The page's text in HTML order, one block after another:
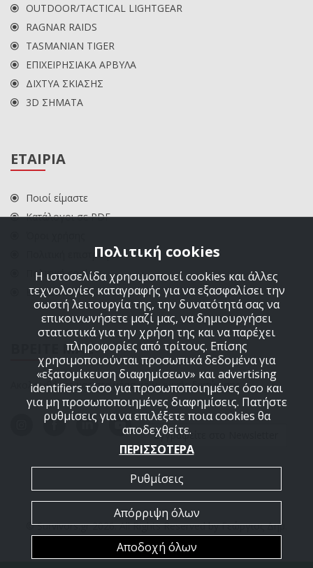
OUTDOOR/TACTICAL LIGHTGEAR
RAGNAR RAIDS
TASMANIAN TIGER
ΕΠΙΧΕΙΡΗΣΙΑΚΑ ΑΡΒΥΛΑ
ΔΙΧΤΥΑ ΣΚΙΑΣΗΣ
3D ΣΗΜΑΤΑ
ΕΤΑΙΡΙΑ
Ποιοί είμαστε
Κατάλογοι σε PDF
Πολιτική επιστροφών
Πολιτική cookies
ΕΠΙΚΟΙΝΩΝΙΑ
ΒΡΕΙΤΕ ΜΑΣ
Ακολουθήστε μας στα μέσα κοινωνικής δικτύωσης
Εγγραφείτε στο Newsletter
© Survivors.gr 2026. All Rights Reserved by Γεώργιος Δημ.
ΑΡΜΟΥΤΗΣ Ε.Ε.
Πολιτική cookies
Η ιστοσελίδα χρησιμοποιεί cookies και άλλες
τεχνολογίες καταγραφής για να εξασφαλίσει την
σωστή λειτουργία της, την δυνατότητά σας να
επικοινωνήσετε μαζί μας, να δημιουργήσει
στατιστικά για την χρήση της και να παρέχει
πληροφορίες από τρίτους. Επίσης
χρησιμοποιούνται προσωπικά δεδομένα για
«εξατομίκευση διαφημίσεων» και advertising
identifiers τόσο για προσωποποιημένες όσο και
για μη προσωποποιημένες διαφημίσεις. Πατήστε
ρυθμίσεις για να επιλέξετε ποια cookies θα
αποδεχθείτε.
ΠΕΡΙΣΣΟΤΕΡΑ
Ρυθμίσεις
Απόρριψη όλων
Αποδοχή όλων